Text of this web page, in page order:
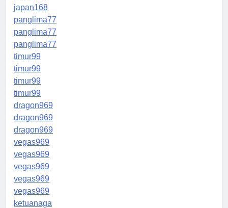
japan168
panglima77
panglima77
panglima77
timur99
timur99
timur99
timur99
dragon969
dragon969
dragon969
vegas969
vegas969
vegas969
vegas969
vegas969
ketuanaga